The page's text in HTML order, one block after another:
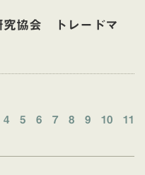
究協会 トレードマ
4 5 6 7 8 9 10 11